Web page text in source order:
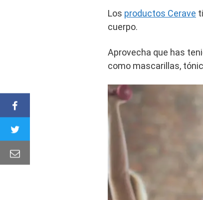
Los productos Cerave
cuerpo.
Aprovecha que has
como mascarillas,